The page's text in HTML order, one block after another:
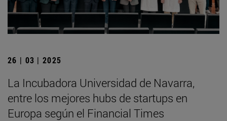
26 | 03 | 2025
La Incubadora Universidad de Navarra,
entre los mejores hubs de startups en
Europa según el Financial Times